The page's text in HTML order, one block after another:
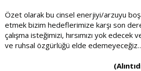
Özet olarak bu cinsel enerjiyi/arzuyu
etmek bizim hedeflerimize karşı son
çalışma isteğimizi, hırsımızı yok edecek
ve ruhsal özgürlüğü elde